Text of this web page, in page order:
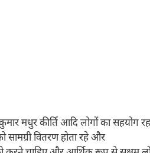
मधुर कीर्ति आदि लोगों का
सामग्री वितरण होता रहे और